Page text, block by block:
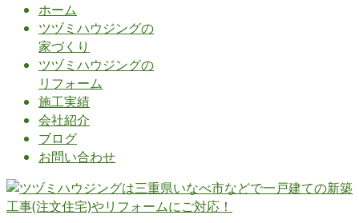
ホーム
ツヅミハウジングの
家づくり
ツヅミハウジングの
リフォーム
施工実績
会社紹介
ブログ
お問い合わせ